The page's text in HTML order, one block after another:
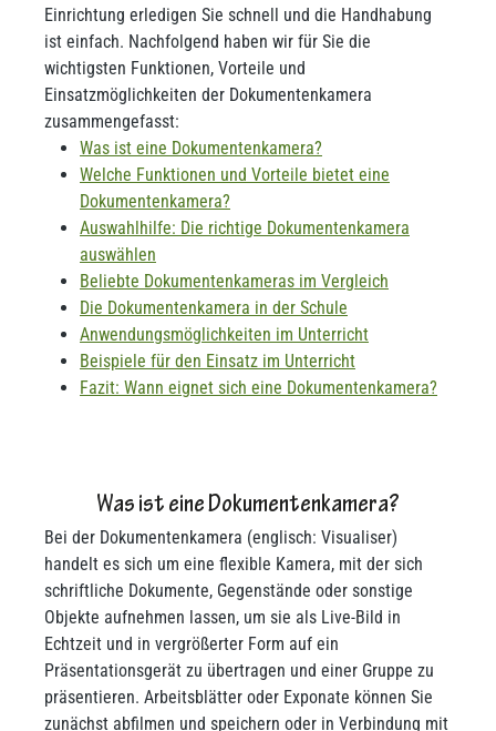
Einrichtung erledigen Sie schnell und die Handhabung
ist einfach. Nachfolgend haben wir für Sie die
wichtigsten Funktionen, Vorteile und
Einsatzmöglichkeiten der Dokumentenkamera
zusammengefasst:
Was ist eine Dokumentenkamera?
Welche Funktionen und Vorteile bietet eine
Dokumentenkamera?
Auswahlhilfe: Die richtige Dokumentenkamera
auswählen
Beliebte Dokumentenkameras im Vergleich
Die Dokumentenkamera in der Schule
Anwendungsmöglichkeiten im Unterricht
Beispiele für den Einsatz im Unterricht
Fazit: Wann eignet sich eine Dokumentenkamera?
Was ist eine Dokumentenkamera?
Bei der Dokumentenkamera (englisch: Visualiser)
handelt es sich um eine flexible Kamera, mit der sich
schriftliche Dokumente, Gegenstände oder sonstige
Objekte aufnehmen lassen, um sie als Live-Bild in
Echtzeit und in vergrößerter Form auf ein
Präsentationsgerät zu übertragen und einer Gruppe zu
präsentieren. Arbeitsblätter oder Exponate können Sie
zunächst abfilmen und speichern oder in Verbindung mit